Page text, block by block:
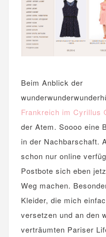
Beim Anblick der
Frankreich im Cyrillus
der Atem. Soooo eine
in der Nachbarschaft.
schon nur online
Postbote sich eben
Weg machen.
Kleider, die mich
versetzen und an den
verträumten Pariser